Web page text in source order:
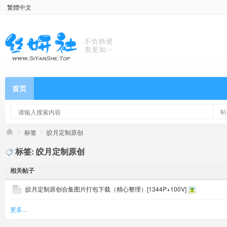
繁體中文
首页
标签 皎月定制原创
标签: 皎月定制原创
相关帖子
皎月定制原创合集图片打包下载（精心整理）[1344P+100V]
更多...